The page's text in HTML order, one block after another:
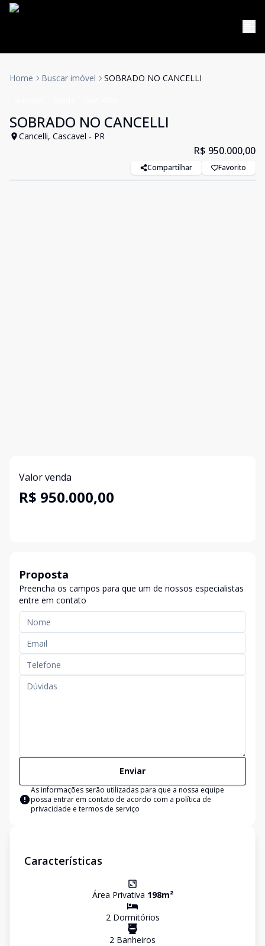
Home Buscar imóvel SOBRADO NO CANCELLI
SOBRADO NO CANCELLI
Cancelli, Cascavel - PR
R$ 950.000,00
Compartilhar Favorito
Valor venda
R$ 950.000,00
Proposta
Preencha os campos para que um de nossos especialistas
entre em contato
Enviar
As informações serão utilizadas para que a nossa equipe
possa entrar em contato de acordo com a política de
privacidade e termos de serviço
Características
Área Privativa 198m²
2Dormitórios
2 Banheiros